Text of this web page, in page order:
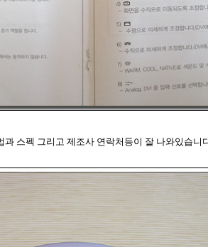
과 스펙 그리고 제조사 연락처등이 잘 나와있습니